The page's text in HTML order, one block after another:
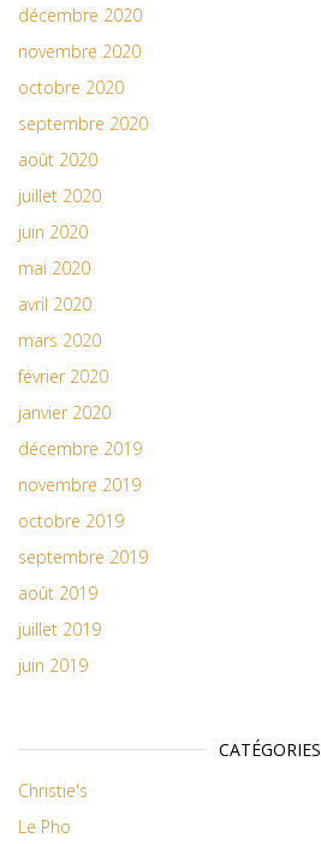
décembre 2020
novembre 2020
octobre 2020
septembre 2020
août 2020
juillet 2020
juin 2020
mai 2020
avril 2020
mars 2020
février 2020
janvier 2020
décembre 2019
novembre 2019
octobre 2019
septembre 2019
août 2019
juillet 2019
juin 2019
CATÉGORIES
Christie's
Le Pho